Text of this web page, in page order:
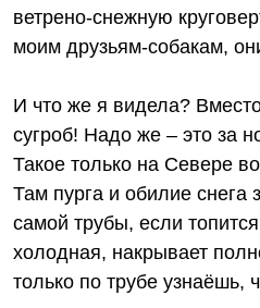
ветрено-снежную
моим друзьям-собакам,
И что же я видела?
сугроб! Надо же – это за
Такое только на Севере
Там пурга и обилие снега
самой трубы, если
холодная, накрывает
только по трубе узнаёшь,